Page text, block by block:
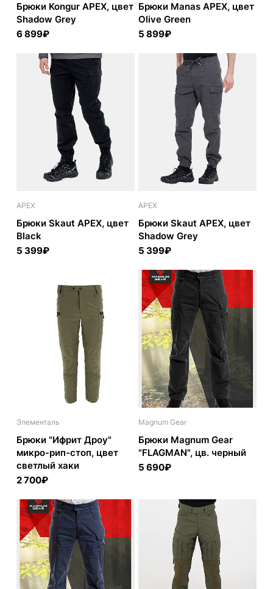
Брюки Kongur APEX, цвет
Shadow Grey
6 899₽
Брюки Manas APEX, цвет
Olive Green
5 899₽
APEX
Брюки Skaut APEX, цвет
Black
5 399₽
APEX
Брюки Skaut APEX, цвет
Shadow Grey
5 399₽
Элементаль
Брюки "Ифрит Дроу"
микро-рип-стоп, цвет
светлый хаки
2 700₽
Magnum Gear
Брюки Magnum Gear
"FLAGMAN", цв. черный
5 690₽